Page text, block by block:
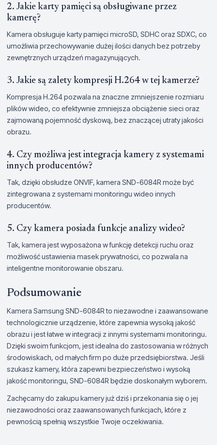
2. Jakie karty pamięci są obsługiwane przez
kamerę?
Kamera obsługuje karty pamięci microSD, SDHC oraz SDXC, co
umożliwia przechowywanie dużej ilości danych bez potrzeby
zewnętrznych urządzeń magazynujących.
3. Jakie są zalety kompresji H.264 w tej kamerze?
Kompresja H.264 pozwala na znaczne zmniejszenie rozmiaru
plików wideo, co efektywnie zmniejsza obciążenie sieci oraz
zajmowaną pojemność dyskową, bez znaczącej utraty jakości
obrazu.
4. Czy możliwa jest integracja kamery z systemami
innych producentów?
Tak, dzięki obsłudze ONVIF, kamera SND-6084R może być
zintegrowana z systemami monitoringu wideo innych
producentów.
5. Czy kamera posiada funkcje analizy wideo?
Tak, kamera jest wyposażona w funkcję detekcji ruchu oraz
możliwość ustawienia masek prywatności, co pozwala na
inteligentne monitorowanie obszaru.
Podsumowanie
Kamera Samsung SND-6084R to niezawodne i zaawansowane
technologicznie urządzenie, które zapewnia wysoką jakość
obrazu i jest łatwe w integracji z innymi systemami monitoringu.
Dzięki swoim funkcjom, jest idealna do zastosowania w różnych
środowiskach, od małych firm po duże przedsiębiorstwa. Jeśli
szukasz kamery, która zapewni bezpieczeństwo i wysoką
jakość monitoringu, SND-6084R będzie doskonałym wyborem.
Zachęcamy do zakupu kamery już dziś i przekonania się o jej
niezawodności oraz zaawansowanych funkcjach, które z
pewnością spełnią wszystkie Twoje oczekiwania.